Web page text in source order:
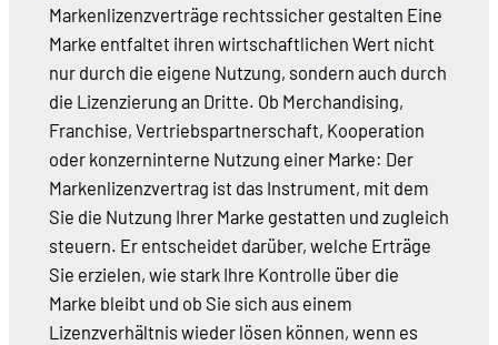
Markenlizenzverträge rechtssicher gestalten Eine
Marke entfaltet ihren wirtschaftlichen Wert nicht
nur durch die eigene Nutzung, sondern auch durch
die Lizenzierung an Dritte. Ob Merchandising,
Franchise, Vertriebspartnerschaft, Kooperation
oder konzerninterne Nutzung einer Marke: Der
Markenlizenzvertrag ist das Instrument, mit dem
Sie die Nutzung Ihrer Marke gestatten und zugleich
steuern. Er entscheidet darüber, welche Erträge
Sie erzielen, wie stark Ihre Kontrolle über die
Marke bleibt und ob Sie sich aus einem
Lizenzverhältnis wieder lösen können, wenn es